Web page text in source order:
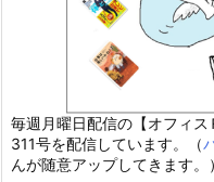
毎週月曜日配信の【オフィ
311号を配信しています。（
んが随意アップしてきます。）